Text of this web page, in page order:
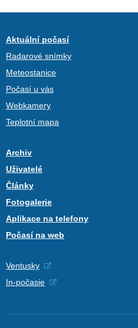
Aktuální počasí
Radarové snímky
Meteostanice
Počasí u vás
Webkamery
Teplotní mapa
Archiv
Uživatelé
Články
Fotogalerie
Aplikace na telefony
Počasí na web
Ventusky
In-počasie